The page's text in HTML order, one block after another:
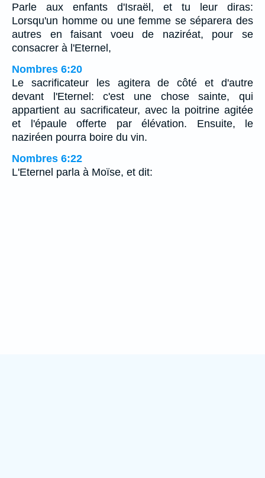
Parle aux enfants d'Israël, et tu leur diras:
Lorsqu'un homme ou une femme se séparera des
autres en faisant voeu de naziréat, pour se
consacrer à l'Eternel,
Nombres 6:20
Le sacrificateur les agitera de côté et d'autre
devant l'Eternel: c'est une chose sainte, qui
appartient au sacrificateur, avec la poitrine agitée
et l'épaule offerte par élévation. Ensuite, le
naziréen pourra boire du vin.
Nombres 6:22
L'Eternel parla à Moïse, et dit: